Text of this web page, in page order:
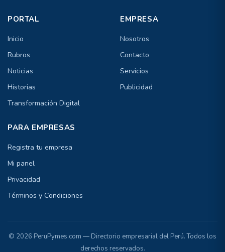
PORTAL
Inicio
Rubros
Noticias
Historias
Transformación Digital
EMPRESA
Nosotros
Contacto
Servicios
Publicidad
PARA EMPRESAS
Registra tu empresa
Mi panel
Privacidad
Términos y Condiciones
© 2026 PeruPymes.com — Directorio empresarial del Perú. Todos los
derechos reservados.